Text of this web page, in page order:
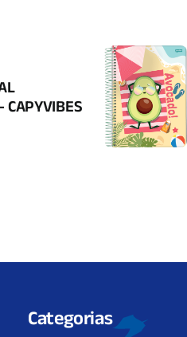
CAPYVIBES
Categorias